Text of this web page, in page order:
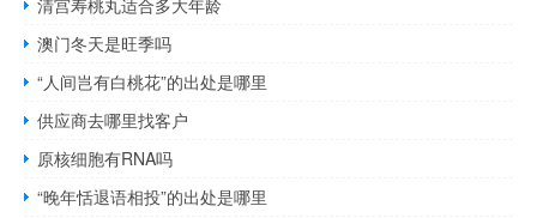
清宫寿桃丸适合多大年龄
澳门冬天是旺季吗
“人间岂有白桃花”的出处是哪里
供应商去哪里找客户
原核细胞有RNA吗
“晚年恬退语相投”的出处是哪里